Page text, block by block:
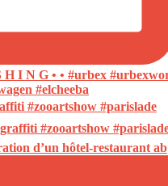
#zooartshow #parislade
d’un hôtel-restaurant ab